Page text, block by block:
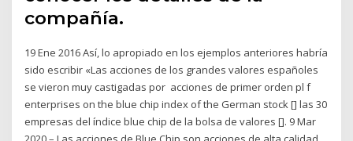
compañía.
19 Ene 2016 Así, lo apropiado en los ejemplos anteriores habría
sido escribir «Las acciones de los grandes valores españoles
se vieron muy castigadas por acciones de primer orden pl f
enterprises on the blue chip index of the German stock [] las 30
empresas del índice blue chip de la bolsa de valores []. 9 Mar